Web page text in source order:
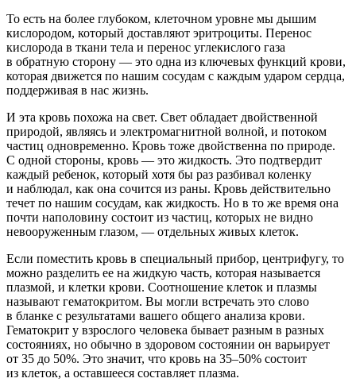
То есть на более глубоком, клеточном уровне мы дышим
кислородом, который доставляют эритроциты. Перенос
кислорода в ткани тела и перенос углекислого газа
в обратную сторону — это одна из ключевых функций крови,
которая движется по нашим сосудам с каждым ударом сердца,
поддерживая в нас жизнь.
И эта кровь похожа на свет. Свет обладает двойственной
природой, являясь и электромагнитной волной, и потоком
частиц одновременно. Кровь тоже двойственна по природе.
С одной стороны, кровь — это жидкость. Это подтвердит
каждый ребенок, который хотя бы раз разбивал коленку
и наблюдал, как она сочится из раны. Кровь действительно
течет по нашим сосудам, как жидкость. Но в то же время она
почти наполовину состоит из частиц, которых не видно
невооруженным глазом, — отдельных живых клеток.
Если поместить кровь в специальный прибор, центрифугу, то
можно разделить ее на жидкую часть, которая называется
плазмой, и клетки крови. Соотношение клеток и плазмы
называют гематокритом. Вы могли встречать это слово
в бланке с результатами вашего общего анализа крови.
Гематокрит у взрослого человека бывает разным в разных
состояниях, но обычно в здоровом состоянии он варьирует
от 35 до 50%. Это значит, что кровь на 35–50% состоит
из клеток, а оставшееся составляет плазма.